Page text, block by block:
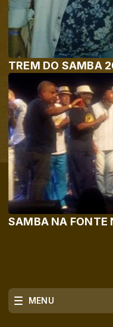
TREM DO SAMBA
SAMBA NA FONTE
MENU